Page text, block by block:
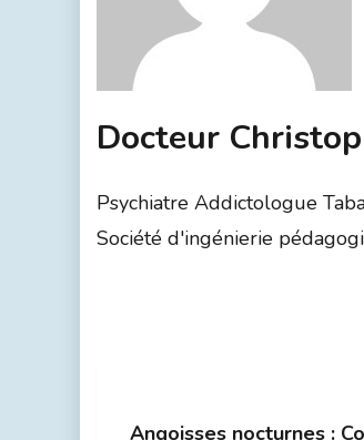
Docteur
Psychiatre Addictologue
Société d'ingénierie
Angoisses nocturnes :